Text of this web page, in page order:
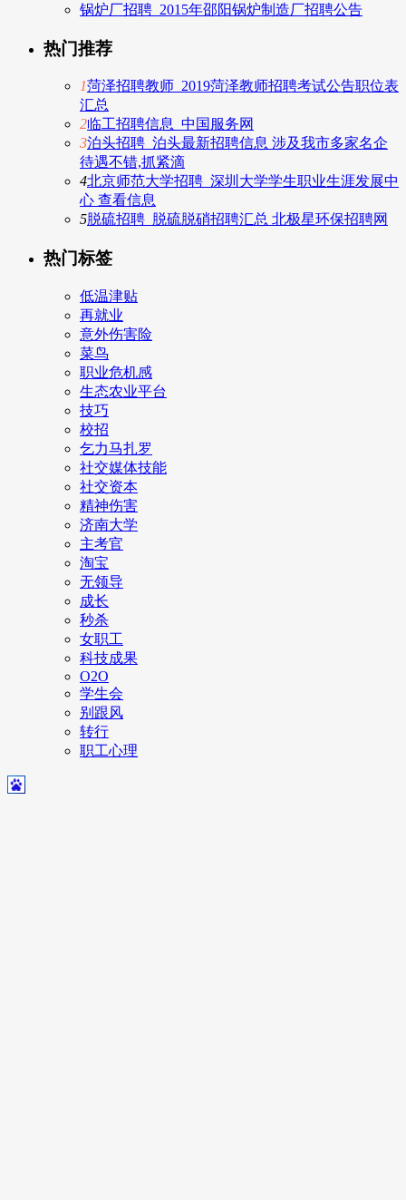
锅炉厂招聘_2015年邵阳锅炉制造厂招聘公告
热门推荐
1菏泽招聘教师_2019菏泽教师招聘考试公告职位表
汇总
2临工招聘信息_中国服务网
3泊头招聘_泊头最新招聘信息 涉及我市多家名企
待遇不错,抓紧滴
4北京师范大学招聘_深圳大学学生职业生涯发展中
心 查看信息
5脱硫招聘_脱硫脱硝招聘汇总 北极星环保招聘网
热门标签
低温津贴
再就业
意外伤害险
菜鸟
职业危机感
生态农业平台
技巧
校招
乞力马扎罗
社交媒体技能
社交资本
精神伤害
济南大学
主考官
淘宝
无领导
成长
秒杀
女职工
科技成果
O2O
学生会
别跟风
转行
职工心理